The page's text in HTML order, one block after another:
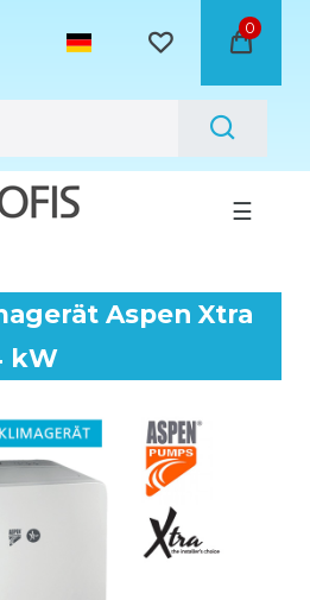
0
☰
Aspen Xtra
kW